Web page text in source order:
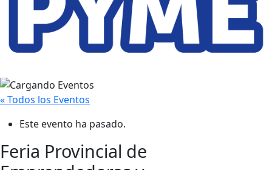
« Todos los Eventos
Este evento ha pasado.
Feria Provincial de